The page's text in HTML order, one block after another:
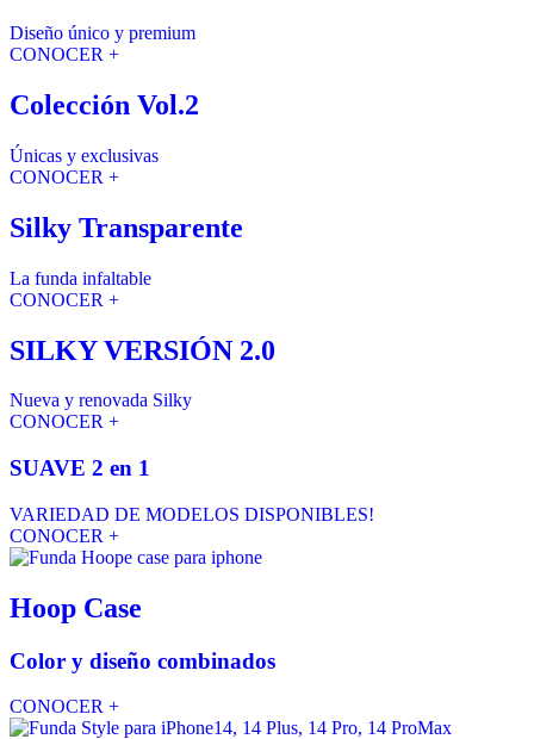
Diseño único y premium
CONOCER +
Colección Vol.2
Únicas y exclusivas
CONOCER +
Silky Transparente
La funda infaltable
CONOCER +
SILKY VERSIÓN 2.0
Nueva y renovada Silky
CONOCER +
SUAVE 2 en 1
VARIEDAD DE MODELOS DISPONIBLES!
CONOCER +
Hoop Case
Color y diseño combinados
CONOCER +